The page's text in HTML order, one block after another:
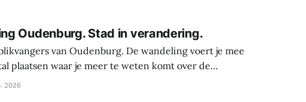
Oudenburg. Stad in verandering.
van Oudenburg. De wandeling voert je mee
plaatsen waar je meer te weten komt over de
en toekomstplannen van de bijzonderste plekken in
2026